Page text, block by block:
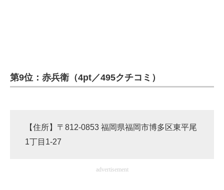
第9位：赤兵衛（4pt／495クチコミ）
【住所】〒812-0853 福岡県福岡市博多区東平尾
1丁目1-27
advertisement